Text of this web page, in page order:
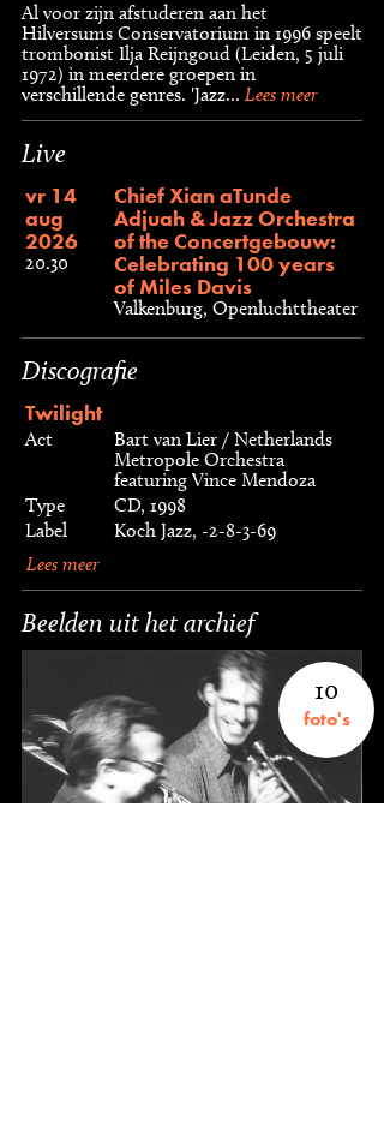
Al voor zijn afstuderen aan het
Hilversums Conservatorium in 1996 speelt
trombonist Ilja Reijngoud (Leiden, 5 juli
1972) in meerdere groepen in
verschillende genres. 'Jazz... Lees meer
Live
vr 14
aug
2026
20.30
Chief Xian aTunde
Adjuah & Jazz Orchestra
of the Concertgebouw:
Celebrating 100 years
of Miles Davis
Valkenburg, Openluchttheater
Discografie
Twilight
Act
Bart van Lier / Netherlands
Metropole Orchestra
featuring Vince Mendoza
Type
CD, 1998
Label
Koch Jazz, -2-8-3-69
Lees meer
Beelden uit het archief
10
foto's